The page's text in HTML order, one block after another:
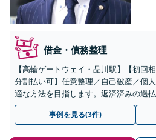
借金・債務整理
【高輪ゲートウェイ・品川駅】【初回
分割払い可】任意整理／自己破産／個
適な方法を目指します。返済済みの過
者の破産申立てにも対応。破産管財人
事例を見る(3件)